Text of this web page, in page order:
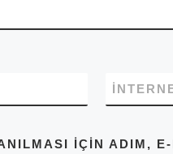
IÇIN ADIM, E-